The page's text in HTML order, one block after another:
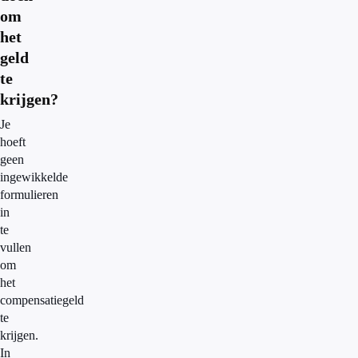
om
het
geld
te
krijgen?
Je
hoeft
geen
ingewikkelde
formulieren
in
te
vullen
om
het
compensatiegeld
te
krijgen.
In